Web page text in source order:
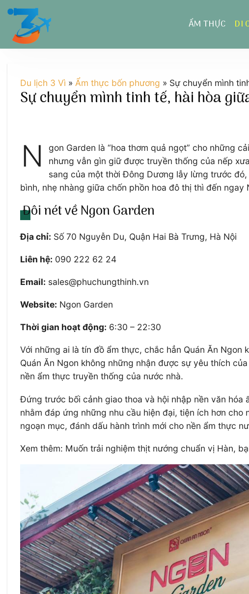
Chuyển
dung
ẨM THỰC DI
Du lịch 3 Vì » Ẩm thực bốn phương » Sự chuyển mình
Sự chuyển mình tinh tế, hài hòa
N
gon Garden là “hoa thơm quả ngọt” cho những
nhưng vẫn gìn giữ được truyền thống của nếp
sang của một thời Đông Dương lẫy lừng trước
bình, nhẹ nhàng giữa chốn phồn hoa đô thị thì đến ngay
Đôi nét về Ngon Garden
Địa chỉ: Số 70 Nguyễn Du, Quận Hai Bà Trưng, Hà Nội
Liên hệ: 090 222 62 24
Email: sales@phuchungthinh.vn
Website: Ngon Garden
Thời gian hoạt động: 6:30 – 22:30
Với những ai là tín đồ ẩm thực, chắc hẳn Quán Ăn
Quán Ăn Ngon không những nhận được sự yêu thích
nền ẩm thực truyền thống của nước nhà.
Đứng trước bối cảnh giao thoa và hội nhập nền văn hóa
nhằm đáp ứng những nhu cầu hiện đại, tiện ích hơn
ngoạn mục, đánh dấu hành trình mới cho nền ẩm thực
Xem thêm: Muốn trải nghiệm thịt nướng chuẩn vị Hàn,